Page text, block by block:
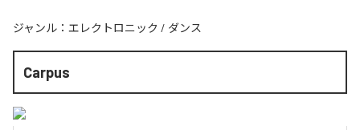
ジャンル： エレクトロニック / ダンス
Carpus